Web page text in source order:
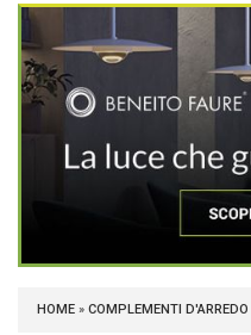
HOME » COMPLEMENTI D'ARREDO